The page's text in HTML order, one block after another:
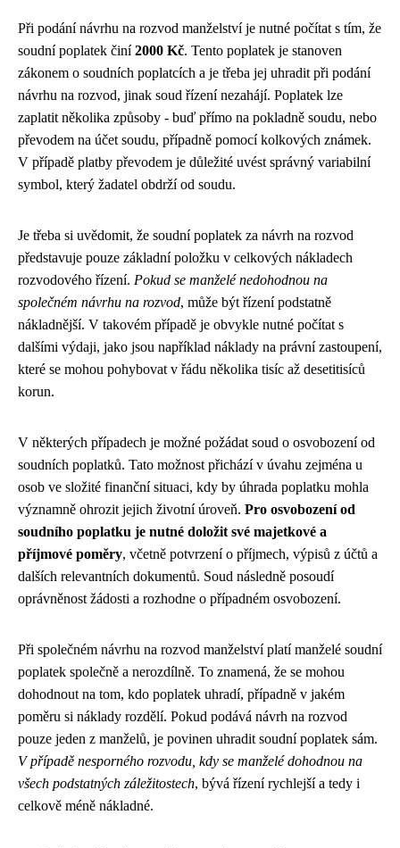
Při podání návrhu na rozvod manželství je nutné počítat s tím, že
soudní poplatek činí2000 Kč. Tento poplatek je stanoven
zákonem o soudních poplatcích a je třeba jej uhradit při podání
návrhu na rozvod, jinak soud řízení nezahájí. Poplatek lze
zaplatit několika způsoby - buď přímo na pokladně soudu, nebo
převodem na účet soudu, případně pomocí kolkových známek.
V případě platby převodem je důležité uvést správný variabilní
symbol, který žadatel obdrží od soudu.
Je třeba si uvědomit, že soudní poplatek za návrh na rozvod
představuje pouze základní položku v celkových nákladech
rozvodového řízení. Pokud se manželé nedohodnou na
společném návrhu na rozvod, může být řízení podstatně
nákladnější. V takovém případě je obvykle nutné počítat s
dalšími výdaji, jako jsou například náklady na právní zastoupení,
které se mohou pohybovat v řádu několika tisíc až desetitisíců
korun.
V některých případech je možné požádat soud o osvobození od
soudních poplatků. Tato možnost přichází v úvahu zejména u
osob ve složité finanční situaci, kdy by úhrada poplatku mohla
významně ohrozit jejich životní úroveň. Pro osvobození od
soudního poplatku je nutné doložit své majetkové a
příjmové poměry, včetně potvrzení o příjmech, výpisů z účtů a
dalších relevantních dokumentů. Soud následně posoudí
oprávněnost žádosti a rozhodne o případném osvobození.
Při společném návrhu na rozvod manželství platí manželé soudní
poplatek společně a nerozdílně. To znamená, že se mohou
dohodnout na tom, kdo poplatek uhradí, případně v jakém
poměru si náklady rozdělí. Pokud podává návrh na rozvod
pouze jeden z manželů, je povinen uhradit soudní poplatek sám.
V případě nesporného rozvodu, kdy se manželé dohodnou na
všech podstatných záležitostech, bývá řízení rychlejší a tedy i
celkově méně nákladné.